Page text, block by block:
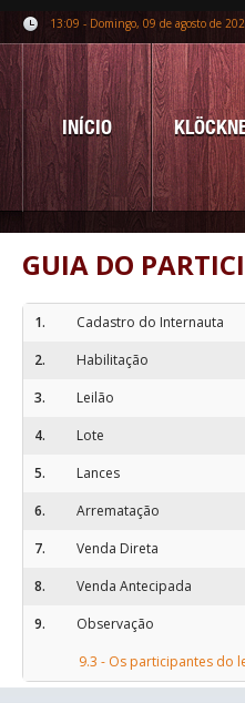
13:09 - Domingo, 09 de agosto de
INÍCIO
GUIA DO
1.
Cadastro do Internauta
2.
Habilitação
3.
Leilão
4.
Lote
5.
Lances
6.
Arrematação
7.
Venda Direta
8.
Venda Antecipada
9.
Observação
9.3 - Os participantes do